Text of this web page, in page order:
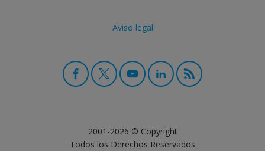
Aviso legal
2001-2026 © Copyright
Todos los Derechos Reservados